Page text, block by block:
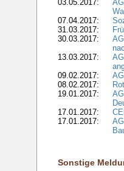
03.05.2017:
07.04.2017:
31.03.2017:
30.03.2017:
13.03.2017:
09.02.2017:
08.02.2017:
19.01.2017:
17.01.2017:
17.01.2017:
Sonstige